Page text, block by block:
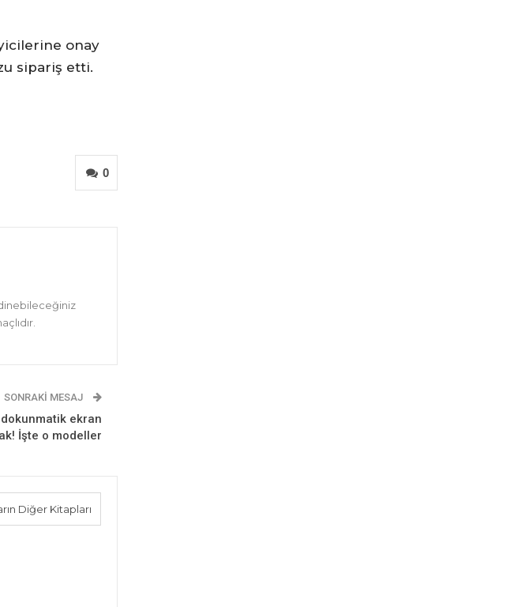
onay
sipariş etti.
0
SONRAKI MESAJ
dokunmatik ekran
İşte o modeller
Diğer Kitapları